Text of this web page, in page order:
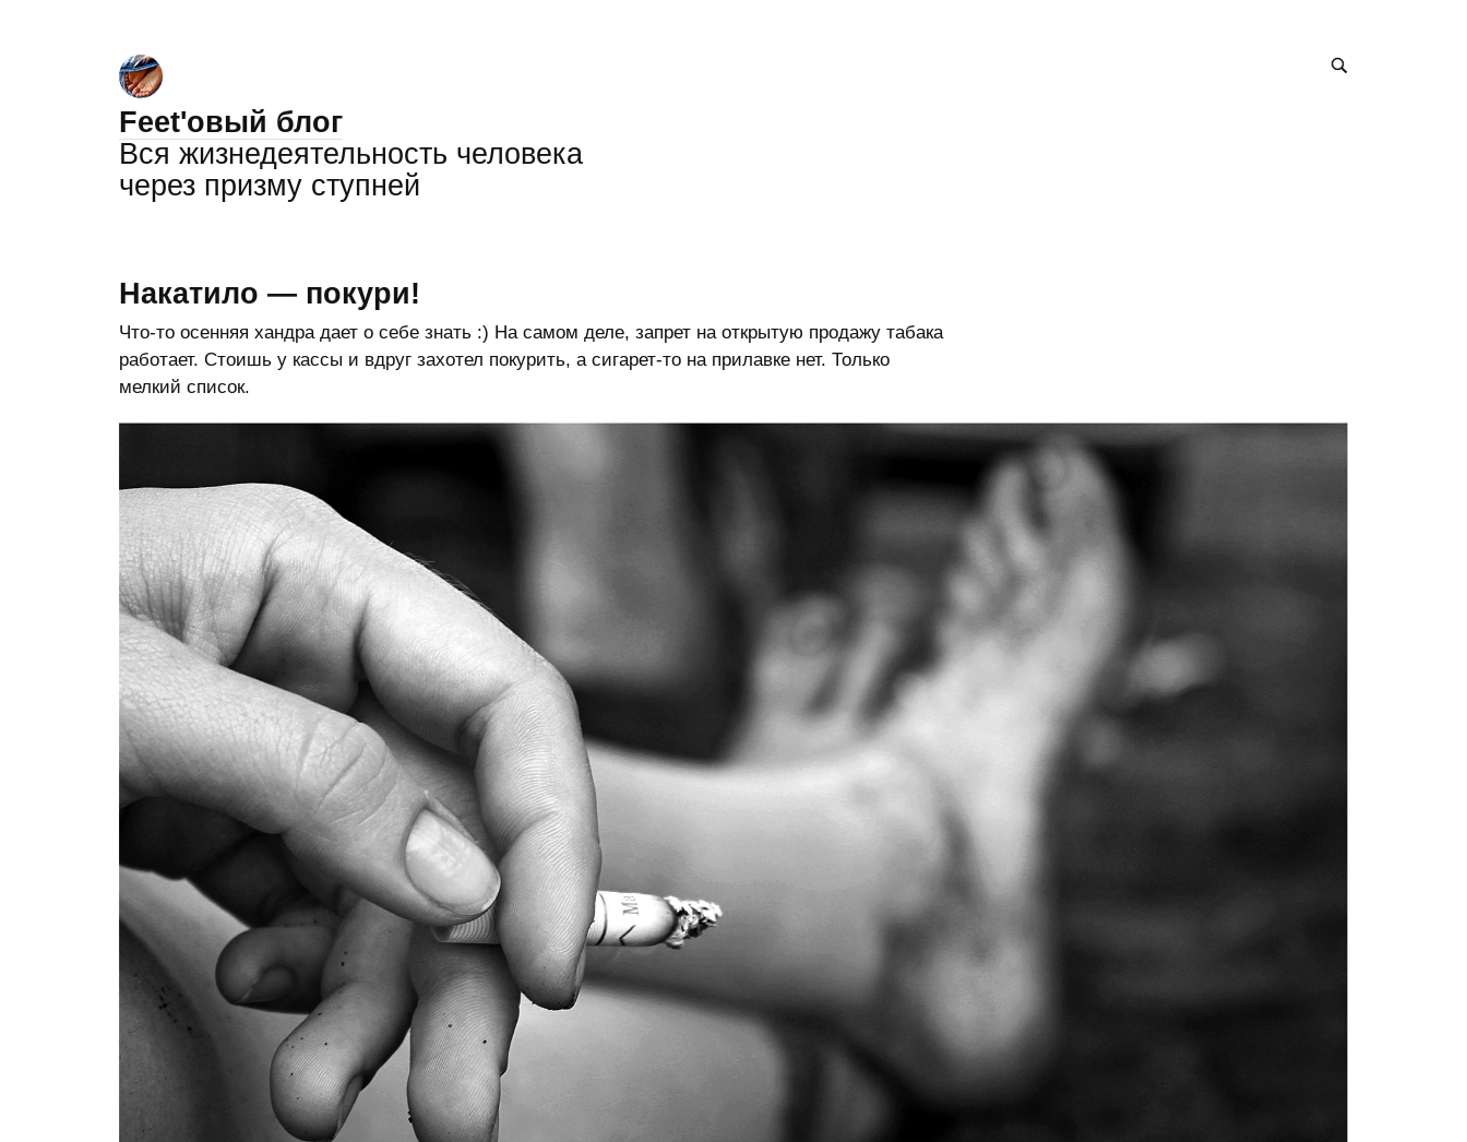
Feet'овый блог
Вся жизнедеятельность человека
через призму ступней
Накатило — покури!
Что-то осенняя хандра дает о себе знать :) На самом деле, запрет на открытую продажу табака
работает. Стоишь у кассы и вдруг захотел покурить, а сигарет-то на прилавке нет. Только
мелкий список.